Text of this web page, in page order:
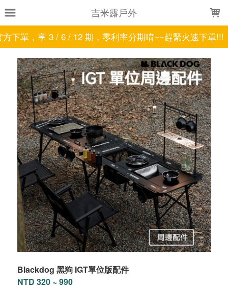
吉米露戶外
單，享 3 / 6 / 12 期，零利率分期唷~~趕緊火速下單!!!
Blackdog 黑狗 IGT單位版配件
NTD 320 ~ 990